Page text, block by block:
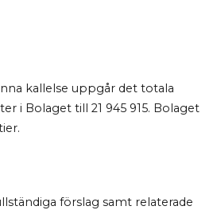
kallelse uppgår det totala
i Bolaget till 21 945 915. Bolaget
förslag samt relaterade